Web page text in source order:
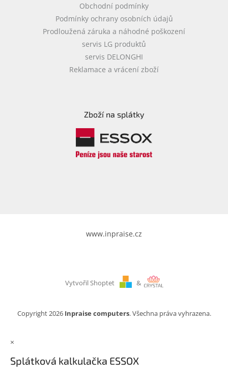
Obchodní podmínky
Podmínky ochrany osobních údajů
Prodloužená záruka a náhodné poškození
servis LG produktů
servis DELONGHI
Reklamace a vrácení zboží
Zboží na splátky
www.inpraise.cz
Vytvořil Shoptet &
Copyright 2026 Inpraise computers. Všechna práva vyhrazena.
×
Splátková kalkulačka ESSOX